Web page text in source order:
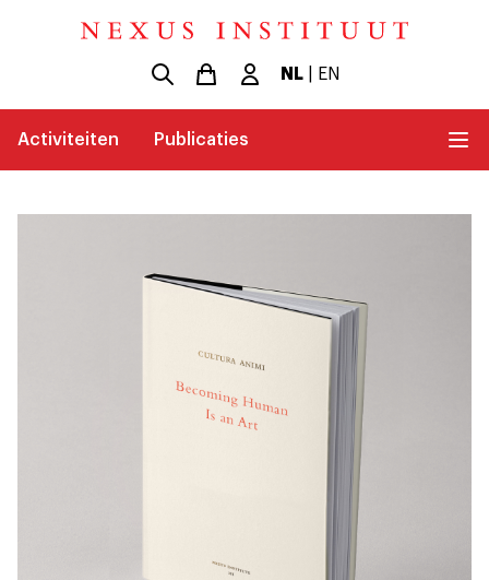
NL| EN
Activiteiten Publicaties